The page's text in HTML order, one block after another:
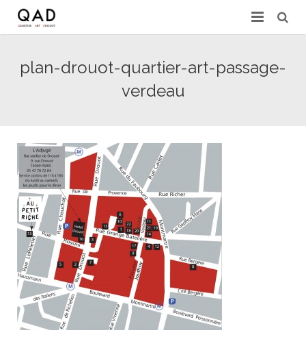
ACTUALITÉS
PARTENAIRES
EXPERTISE EN LIGNE
CONTACT
plan-drouot-quartier-art-passage-
verdeau